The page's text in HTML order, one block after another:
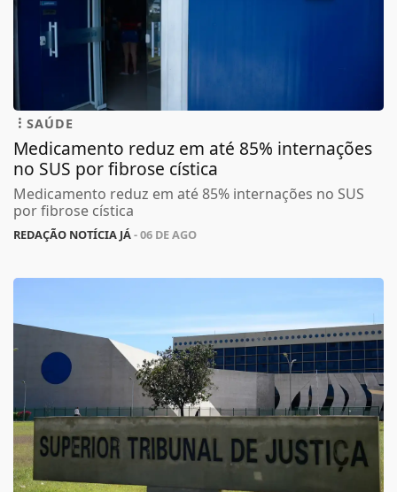
SAÚDE
Medicamento reduz em até 85% internações
no SUS por fibrose cística
Medicamento reduz em até 85% internações no SUS
por fibrose cística
REDAÇÃO NOTÍCIA JÁ- 06 DE AGO